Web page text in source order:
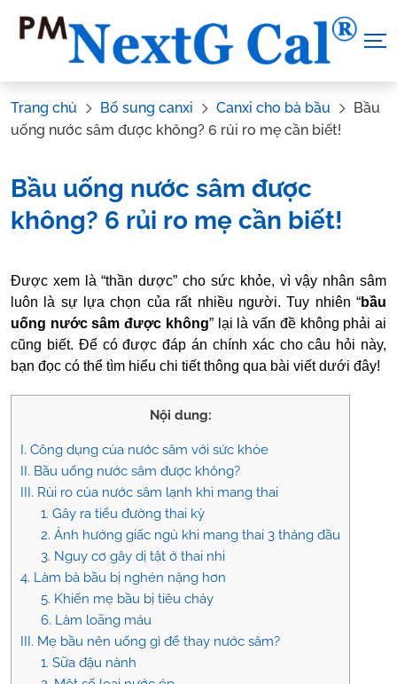
Trang chủ Bổ sung canxi Canxi cho bà bầu
Bầu
uống nước sâm được không? 6 rủi ro mẹ cần biết!
Bầu uống nước sâm được
không? 6 rủi ro mẹ cần biết!
Tác Giả: Nguyễn Thị Hiền.Tham vấn y khoa:
Dược sĩ Vũ
Thị Hậu
Được xem là “thần dược” cho sức khỏe, vì vậy nhân sâm
luôn là sự lựa chọn của rất nhiều người. Tuy nhiên “bầu
uống nước sâm được không” lại là vấn đề không phải ai
cũng biết. Để có được đáp án chính xác cho câu hỏi này,
bạn đọc có thể tìm hiểu chi tiết thông qua bài viết dưới đây!
Nội dung:
I. Công dụng của nước sâm với sức khỏe
II. Bầu uống nước sâm được không?
III. Rủi ro của nước sâm lạnh khi mang thai
1. Gây ra tiểu đường thai kỳ
2. Ảnh hưởng giấc ngủ khi mang thai 3 tháng đầu
3. Nguy cơ gây dị tật ở thai nhi
4. Làm bà bầu bị nghén nặng hơn
5. Khiến mẹ bầu bị tiêu chảy
6. Làm loãng máu
III. Mẹ bầu nên uống gì để thay nước sâm?
1. Sữa đậu nành